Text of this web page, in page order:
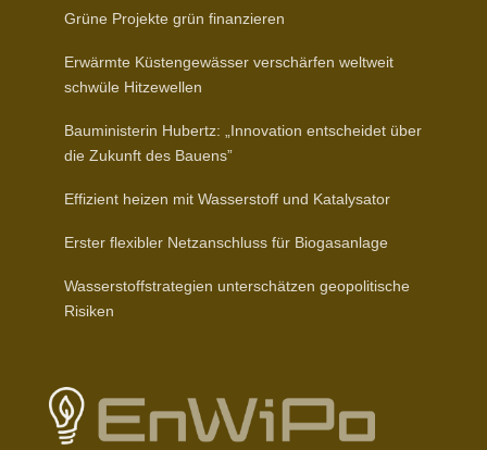
Grüne Projekte grün finanzieren
Erwärmte Küsten­ge­wässer verschärfen weltweit
schwüle Hitzewellen
Baumi­nis­terin Hubertz: „Inno­vation entscheidet über
die Zukunft des Bauens”
Effizient heizen mit Wasser­stoff und Katalysator
Erster flexibler Netz­an­schluss für Biogasanlage
Wasser­stoff­stra­tegien unter­schätzen geopo­li­tische
Risiken